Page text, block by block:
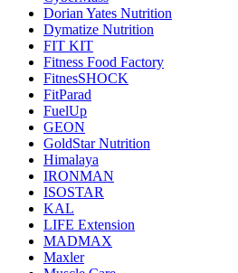
Dorian Yates Nutrition
Dymatize Nutrition
FIT KIT
Fitness Food Factory
FitnesSHOCK
FitParad
FuelUp
GEON
GoldStar Nutrition
Himalaya
IRONMAN
ISOSTAR
KAL
LIFE Extension
MADMAX
Maxler